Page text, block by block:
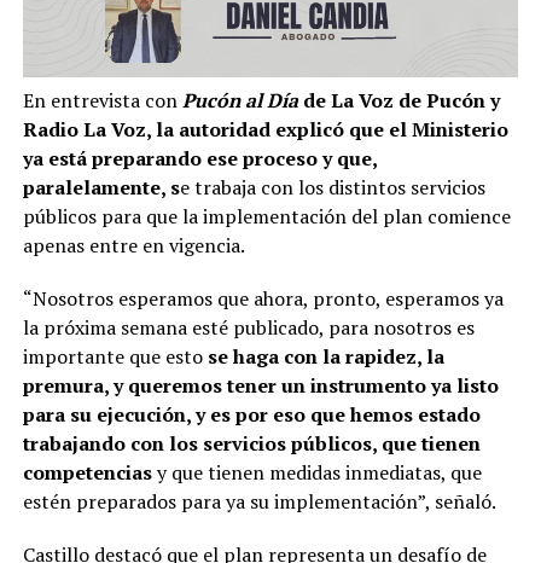
En entrevista conPucón al Díade La Voz de Pucón y
Radio La Voz, la autoridad explicó que el Ministerio
ya está preparando ese proceso y que,
paralelamente, se trabaja con los distintos servicios
públicos para que la implementación del plan comience
apenas entre en vigencia.
“Nosotros esperamos que ahora, pronto, esperamos ya
la próxima semana esté publicado, para nosotros es
importante que esto se haga con la rapidez, la
premura, y queremos tener un instrumento ya listo
para su ejecución, y es por eso que hemos estado
trabajando con los servicios públicos, que tienen
competenciasy que tienen medidas inmediatas, que
estén preparados para ya su implementación”, señaló.
Castillo destacó que el plan representa un desafío de